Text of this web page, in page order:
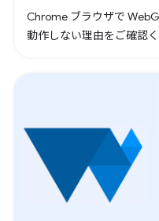
Chrome ブラウザで
動作しない理由をご確認く